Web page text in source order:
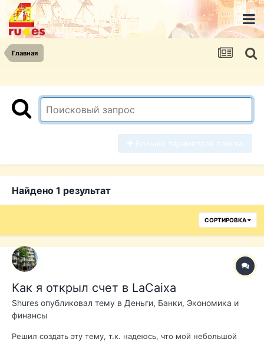
Главная
Найдено 1 результат
СОРТИРОВКА
Как я открыл счет в LaCaixa
Shures опубликовал тему в Деньги, Банки, Экономика и
финансы
Решил создать эту тему, т.к. надеюсь, что мой небольшой